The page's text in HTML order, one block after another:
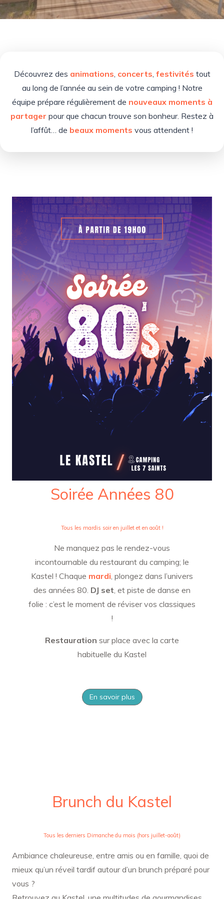
Découvrez des animations, concerts, festivités tout
au long de l’année au sein de votre camping ! Notre
équipe prépare régulièrement de nouveaux moments à
partager pour que chacun trouve son bonheur. Restez à
l’affût… de beaux moments vous attendent !
Soirée Années 80
Tous les mardis soir en juillet et en août !
Ne manquez pas le rendez-vous
incontournable du restaurant du camping; le
Kastel ! Chaque mardi , plongez dans l’univers
des années 80. DJ set , et piste de danse en
folie : c’est le moment de réviser vos classiques
!
Restauration sur place avec la carte
habituelle du Kastel
En savoir plus
Brunch du Kastel
Tous les derniers Dimanche du mois (hors juillet-août)
Ambiance chaleureuse, entre amis ou en famille, quoi de
mieux qu’un réveil tardif autour d’un brunch préparé pour
vous ?